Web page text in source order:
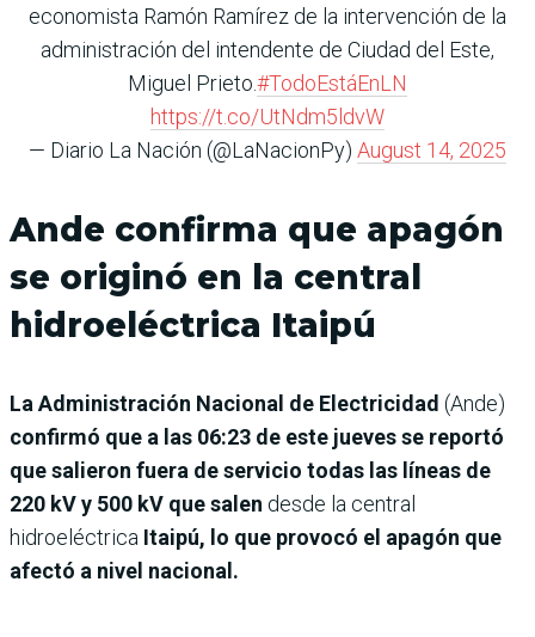
economista Ramón Ramírez de la intervención de la
administración del intendente de Ciudad del Este,
Miguel Prieto.#TodoEstáEnLN
https://t.co/UtNdm5ldvW
— Diario La Nación (@LaNacionPy) August 14, 2025
Ande confirma que apagón
se originó en la central
hidroeléctrica Itaipú
La Administración Nacional de Electricidad (Ande)
confirmó que a las 06:23 de este jueves se reportó
que salieron fuera de servicio todas las líneas de
220 kV y 500 kV que salen desde la central
hidroeléctrica Itaipú, lo que provocó el apagón que
afectó a nivel nacional.